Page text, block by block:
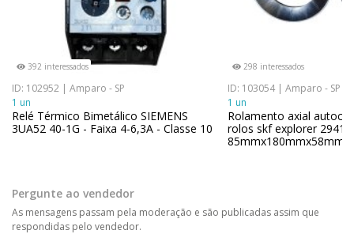
392 interessados
ID: 102952 | Amparo - SP
1 un
Relé Térmico Bimetálico SIEMENS
3UA52 40-1G - Faixa 4-6,3A - Classe 10
298 interessados
ID: 103054 | Amparo - SP
1 un
Rolamento axial
rolos skf explorer 29417
85mmx180mmx58mm
Pergunte ao vendedor
As mensagens passam pela moderação e são publicadas assim que
respondidas pelo vendedor.